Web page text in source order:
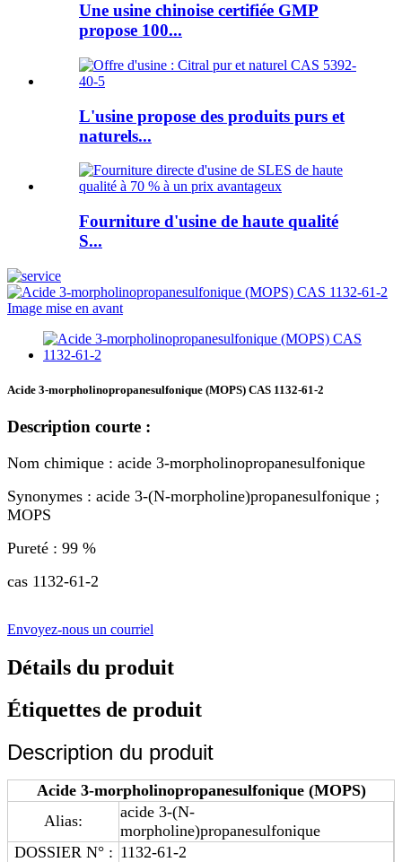
Une usine chinoise certifiée GMP
propose 100...
L'usine propose des produits purs et
naturels...
Fourniture d'usine de haute qualité
S...
Acide 3-morpholinopropanesulfonique (MOPS) CAS 1132-61-2
Description courte :
Nom chimique : acide 3-morpholinopropanesulfonique
Synonymes : acide 3-(N-morpholine)propanesulfonique ;
MOPS
Pureté : 99 %
cas 1132-61-2
Envoyez-nous un courriel
Détails du produit
Étiquettes de produit
Description du produit
Acide 3-morpholinopropanesulfonique (MOPS)
Alias:
acide 3-(N-
morpholine)propanesulfonique
DOSSIER N° : 1132-61-2